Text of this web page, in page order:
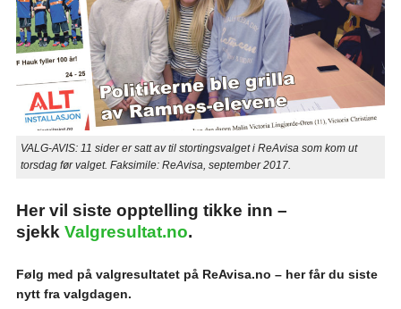
VALG-AVIS: 11 sider er satt av til stortingsvalget i ReAvisa som kom ut
torsdag før valget. Faksimile: ReAvisa, september 2017.
Her vil siste opptelling tikke inn –
sjekk Valgresultat.no.
Følg med på valgresultatet på ReAvisa.no – her får du siste
nytt fra valgdagen.